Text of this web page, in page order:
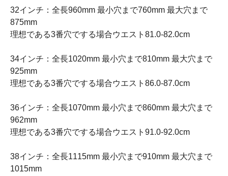
32インチ：全長960mm 最小穴まで760mm 最大穴まで
875mm
理想である3番穴でする場合ウエスト81.0-82.0cm
34インチ：全長1020mm 最小穴まで810mm 最大穴まで
925mm
理想である3番穴でする場合ウエスト86.0-87.0cm
36インチ：全長1070mm 最小穴まで860mm 最大穴まで
962mm
理想である3番穴でする場合ウエスト91.0-92.0cm
38インチ：全長1115mm 最小穴まで910mm 最大穴まで
1015mm